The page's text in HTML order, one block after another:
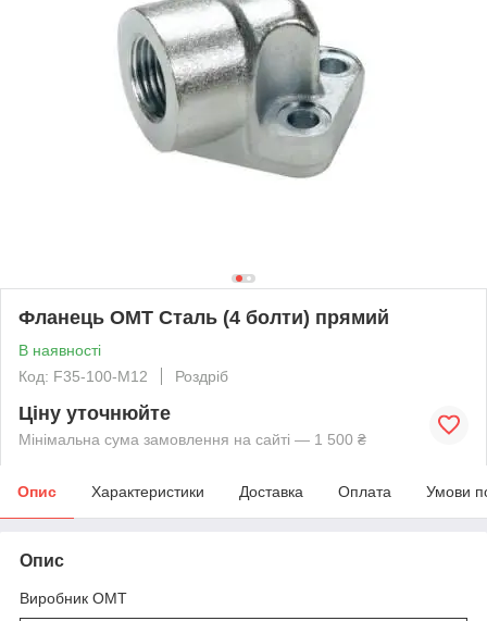
Фланець OMT Сталь (4 болти) прямий
В наявності
Код: F35-100-M12
Роздріб
Ціну уточнюйте
Мінімальна сума замовлення на сайті — 1 500 ₴
Опис Характеристики Доставка Оплата Умови
Опис
Виробник OMT